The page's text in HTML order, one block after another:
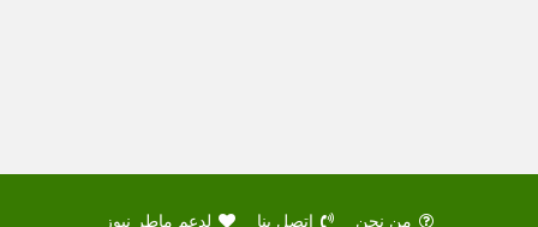
من نحن اتصل بنا لدعم ماطر نيوز